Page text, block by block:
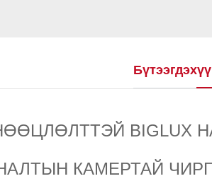
BIGLUX
КАМЕРТАЙ